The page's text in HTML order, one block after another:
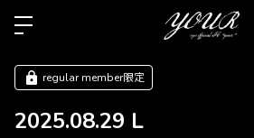
regular member限定
2025.08.29 L